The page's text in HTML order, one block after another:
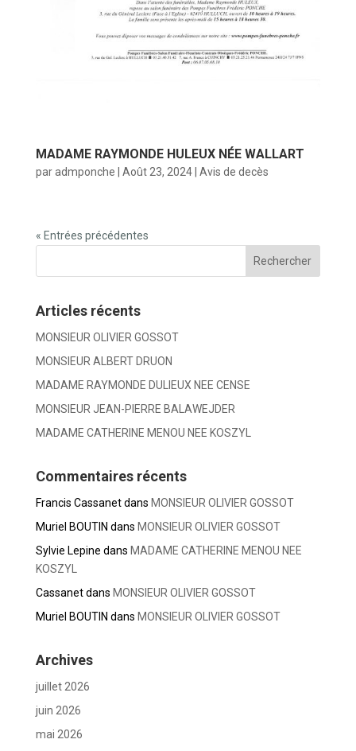
MADAME RAYMONDE HULEUX NÉE WALLART
paradmponche Août 23, 2024| Avis de decès
« Entrées précédentes
Articles récents
MONSIEUR OLIVIER GOSSOT
MONSIEUR ALBERT DRUON
MADAME RAYMONDE DULIEUX NEE CENSE
MONSIEUR JEAN-PIERRE BALAWEJDER
MADAME CATHERINE MENOU NEE KOSZYL
Commentaires récents
Francis Cassanetdans MONSIEUR OLIVIER GOSSOT
Muriel BOUTIN dans MONSIEUR OLIVIER GOSSOT
Sylvie Lepine dans MADAME CATHERINE MENOU NEE
KOSZYL
Cassanetdans MONSIEUR OLIVIER GOSSOT
Muriel BOUTIN dans MONSIEUR OLIVIER GOSSOT
Archives
juillet 2026
juin 2026
mai 2026